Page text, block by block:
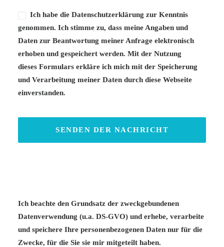
Ich habe die Datenschutzerklärung zur Kenntnis
genommen. Ich stimme zu, dass meine Angaben und
Daten zur Beantwortung meiner Anfrage elektronisch
erhoben und gespeichert werden. Mit der Nutzung
dieses Formulars erkläre ich mich mit der Speicherung
und Verarbeitung meiner Daten durch diese Webseite
einverstanden.
Ich beachte den Grundsatz der zweckgebundenen
Datenverwendung (u.a. DS-GVO) und erhebe, verarbeite
und speichere Ihre personenbezogenen Daten nur für die
Zwecke, für die Sie sie mir mitgeteilt haben.